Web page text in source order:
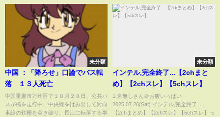
未分類
中国 ：「降ろせ」口論でバス転
落 １３人死亡
中国重慶市万州区で１０月２８日、公共バ
スが橋を走行中、中央線をはみ出して対向
車線の鉄柵を突き破り、長江に転落する事
未分類
インテル,完全終了...【2chまと
め】【2chスレ】【5chスレ】
1:名無しさん＠お腹いっぱい
2025.07.26(Sat) インテル,完全終了...
【2chまとめ】【2chスレ】【5chスレ】っ